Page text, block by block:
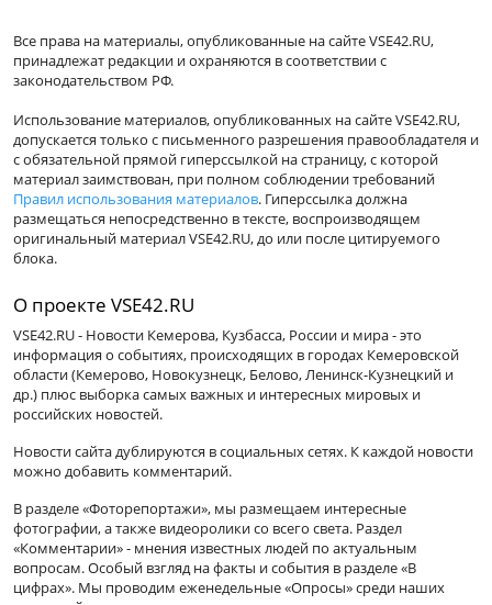
Все права на материалы, опубликованные на сайте VSE42.RU,
принадлежат редакции и охраняются в соответствии с
законодательством РФ.
Использование материалов, опубликованных на сайте VSE42.RU,
допускается только с письменного разрешения правообладателя и
с обязательной прямой гиперссылкой на страницу, с которой
материал заимствован, при полном соблюдении требований
Правил использования материалов. Гиперссылка должна
размещаться непосредственно в тексте, воспроизводящем
оригинальный материал VSE42.RU, до или после цитируемого
блока.
О проекте VSE42.RU
VSE42.RU - Новости Кемерова, Кузбасса, России и мира - это
информация о событиях, происходящих в городах Кемеровской
области (Кемерово, Новокузнецк, Белово, Ленинск-Кузнецкий и
др.) плюс выборка самых важных и интересных мировых и
российских новостей.
Новости сайта дублируются в социальных сетях. К каждой новости
можно добавить комментарий.
В разделе «Фоторепортажи», мы размещаем интересные
фотографии, а также видеоролики со всего света. Раздел
«Комментарии» - мнения известных людей по актуальным
вопросам. Особый взгляд на факты и события в разделе «В
цифрах». Мы проводим еженедельные «Опросы» среди наших